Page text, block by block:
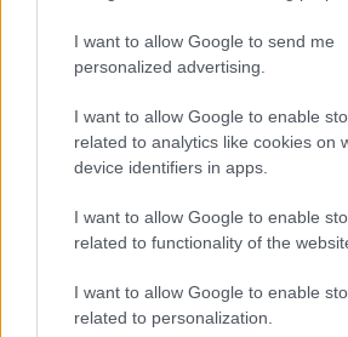
I want to allow Google to send me
personalized advertising.
I want to allow Google to enable
related to analytics like cookies on
device identifiers in apps.
I want to allow Google to enable
related to functionality of the
I want to allow Google to enable
related to personalization.
TRENDING